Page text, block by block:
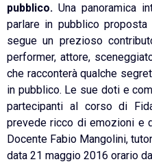
pubblico. Una panoramica
parlare in pubblico proposta
segue un prezioso
performer, attore,
che racconterà qualche
in pubblico. Le sue doti e
partecipanti al corso di
prevede ricco di emozioni e
Docente Fabio Mangolini,
data 21 maggio 2016 orario